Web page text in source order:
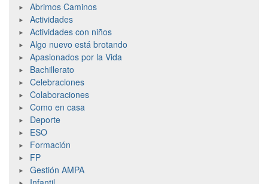
Abrimos Caminos
Actividades
Actividades con niños
Algo nuevo está brotando
Apasionados por la Vida
Bachillerato
Celebraciones
Colaboraciones
Como en casa
Deporte
ESO
Formación
FP
Gestión AMPA